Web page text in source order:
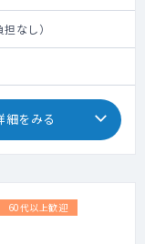
なし）
細をみる
60代以上歓迎